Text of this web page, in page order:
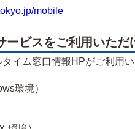
mobile
ービスをご利用いた
イム窓口情報HPがご利用い
環境）